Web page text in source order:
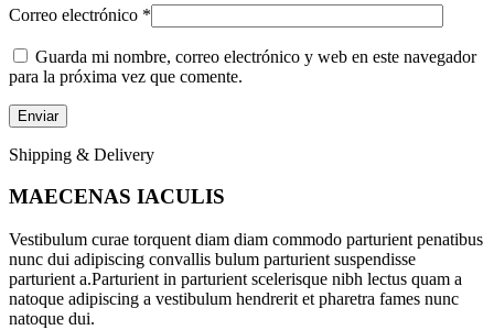
Correo electrónico *
Guarda mi nombre, correo electrónico y web en este navegador
para la próxima vez que comente.
Shipping & Delivery
MAECENAS IACULIS
Vestibulum curae torquent diam diam commodo parturient penatibus
nunc dui adipiscing convallis bulum parturient suspendisse
parturient a.Parturient in parturient scelerisque nibh lectus quam a
natoque adipiscing a vestibulum hendrerit et pharetra fames nunc
natoque dui.